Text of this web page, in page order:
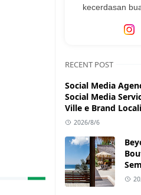
kecerdasan
RECENT POST
Social Media
Social Media
Ville e Brand Locali
2026/8/6